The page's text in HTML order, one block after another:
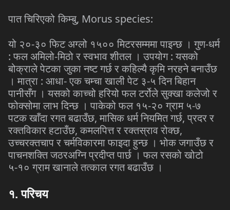
पात चिरिएको किम्बु, Morus species:
यो २०-३० फिट अग्लो १५०० मिटरसम्ममा पाइन्छ । गुण-धर्म
:फल अमिलो-मिठो र स्वभाव शीतल । उपयोग:यसको
बोक्राले पेटका जुका नष्ट गर्छ र कहिल्यै कृमि नरहने बनाउँछ
। मात्रा : आधा-एक चम्चा खाली पेट ३-५ दिन बिहान
पानीसँग । यसको काच्चो हरियो फल टर्रोले सुक्खा कलेजो र
फोक्सोमा लाभ दिन्छ । पाकेको फल १५-२० ग्राम ५-७
पटक खाँदा रगत बढाउँछ,मासिक धर्म नियमित गर्छ,प्रदर र
रक्तविकार हटाउँछ,कमलपित्त र रक्तस्राव रोक्छ,
उच्चरक्तचाप र चर्मविकारमा फाइदा हुन्छ । भोक जगाउँछ र
पाचनशक्ति जठरअग्नि प्रदीप्त पार्छ । फल रसको खोटो
५-१० ग्राम खानाले तत्काल रगत बढाउँछ ।
१.परिचय